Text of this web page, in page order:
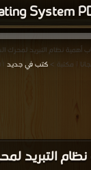
System
التبريد
كتب في جديد |